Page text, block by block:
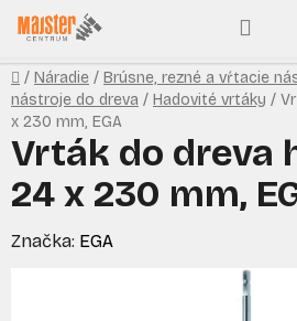
Prejsť
na
obsah
Domov
/ Náradie / Brúsne, rezné a vŕtacie
nástroje do dreva / Hadovité vrtáky /
x 230 mm, EGA
Vrták do dreva
24 x 230 mm,
Značka: EGA